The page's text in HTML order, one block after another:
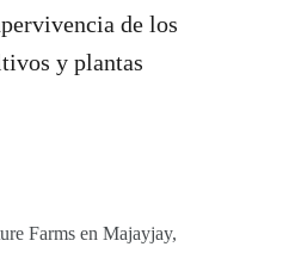
de los
y plantas
Farms en Majayjay,